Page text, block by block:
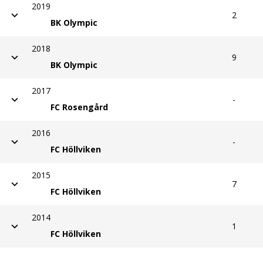
2019
BK Olympic
2
2018
BK Olympic
9
2017
FC Rosengård
-
2016
FC Höllviken
-
2015
FC Höllviken
7
2014
FC Höllviken
1